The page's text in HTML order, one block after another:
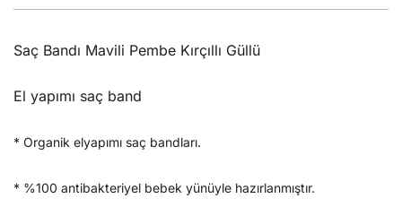
Saç Bandı Mavili Pembe Kırçıllı Güllü
El yapımı saç band
* Organik elyapımı saç bandları.
* %100 antibakteriyel bebek yünüyle hazırlanmıştır.